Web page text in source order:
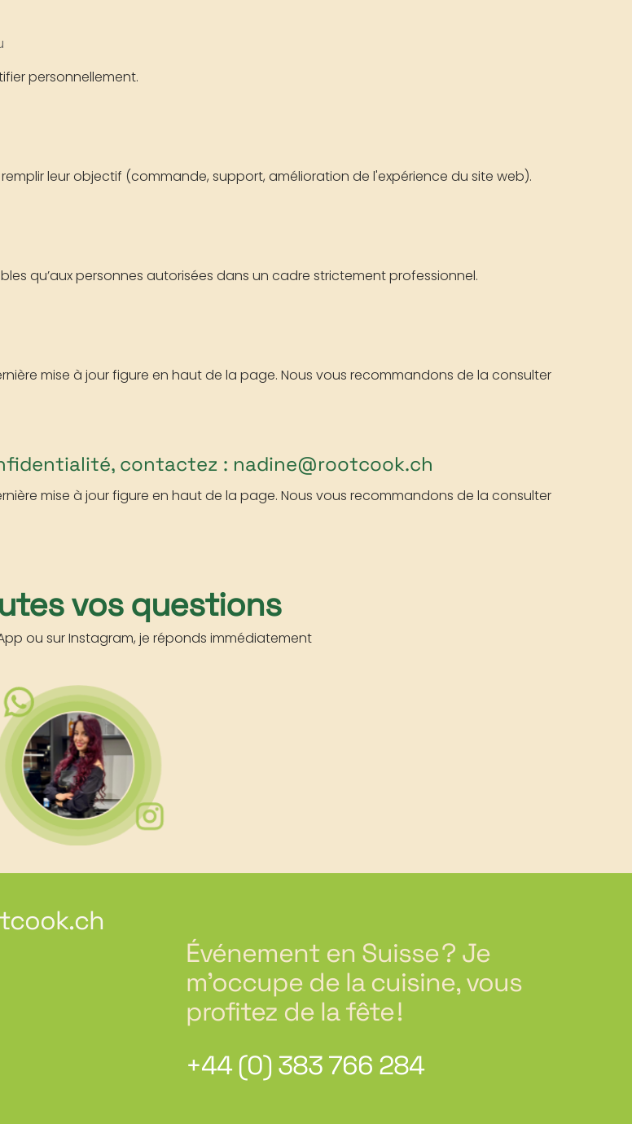
personnellement.
leur objectif (commande, support, amélioration de l'expérience du site web).
qu’aux personnes autorisées dans un cadre strictement professionnel.
mise à jour figure en haut de la page. Nous vous recommandons de la consulter
contactez : nadine@rootcook.ch
mise à jour figure en haut de la page. Nous vous recommandons de la consulter
vos questions
ou sur Instagram, je réponds immédiatement
Événement en Suisse ? Je
m’occupe de la cuisine, vous
profitez de la fête !
+44 (0) 383 766 284